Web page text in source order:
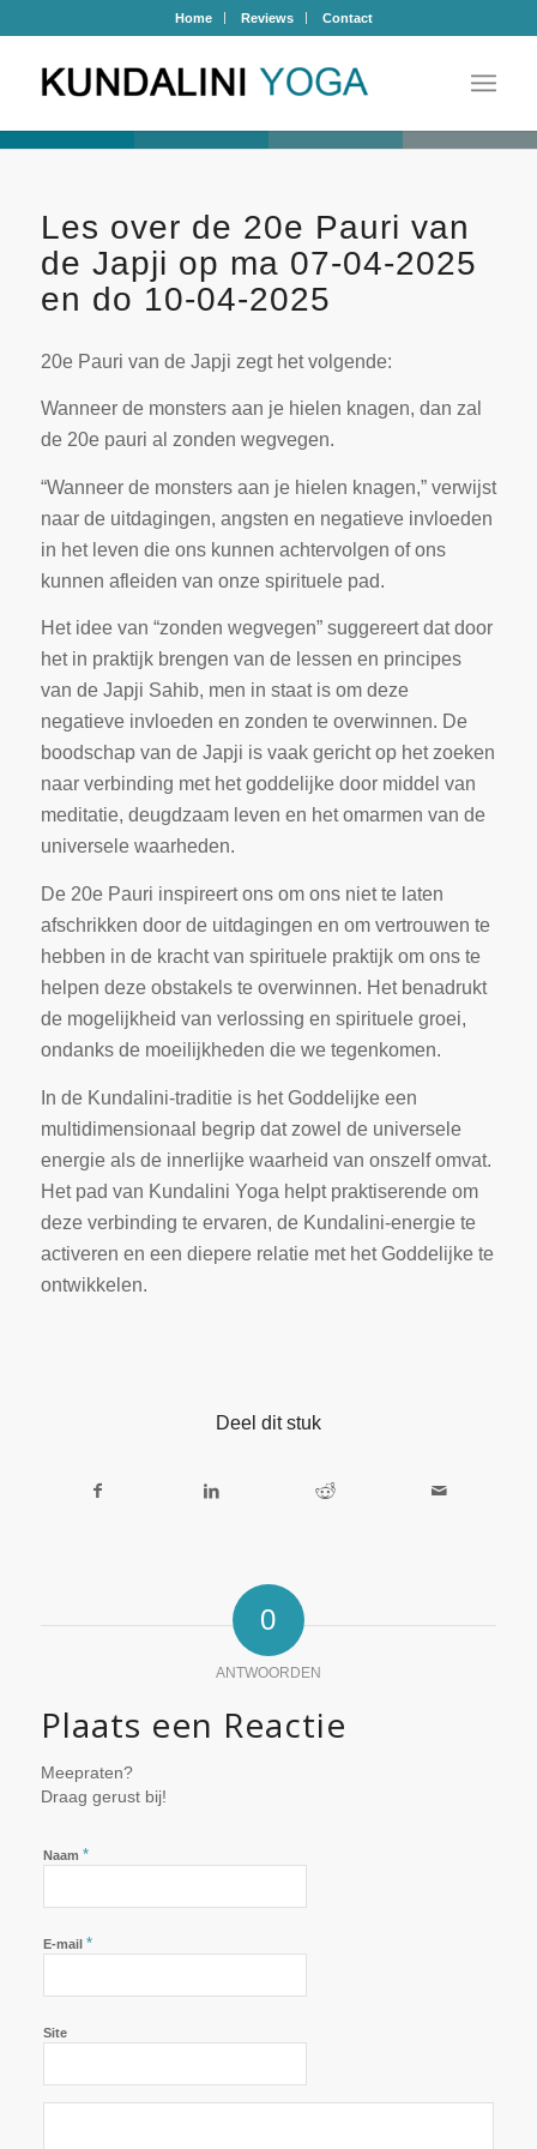
Home Reviews Contact
Les over de 20e Pauri van
de Japji op ma 07-04-2025
en do 10-04-2025
20e Pauri van de Japji zegt het volgende:
Wanneer de monsters aan je hielen knagen, dan zal
de 20e pauri al zonden wegvegen.
“Wanneer de monsters aan je hielen knagen,” verwijst
naar de uitdagingen, angsten en negatieve invloeden
in het leven die ons kunnen achtervolgen of ons
kunnen afleiden van onze spirituele pad.
Het idee van “zonden wegvegen” suggereert dat door
het in praktijk brengen van de lessen en principes
van de Japji Sahib, men in staat is om deze
negatieve invloeden en zonden te overwinnen. De
boodschap van de Japji is vaak gericht op het zoeken
naar verbinding met het goddelijke door middel van
meditatie, deugdzaam leven en het omarmen van de
universele waarheden.
De 20e Pauri inspireert ons om ons niet te laten
afschrikken door de uitdagingen en om vertrouwen te
hebben in de kracht van spirituele praktijk om ons te
helpen deze obstakels te overwinnen. Het benadrukt
de mogelijkheid van verlossing en spirituele groei,
ondanks de moeilijkheden die we tegenkomen.
In de Kundalini-traditie is het Goddelijke een
multidimensionaal begrip dat zowel de universele
energie als de innerlijke waarheid van onszelf omvat.
Het pad van Kundalini Yoga helpt praktiserende om
deze verbinding te ervaren, de Kundalini-energie te
activeren en een diepere relatie met het Goddelijke te
ontwikkelen.
Deel dit stuk
0
ANTWOORDEN
Plaats een Reactie
Meepraten?
Draag gerust bij!
Naam *
E-mail *
Site